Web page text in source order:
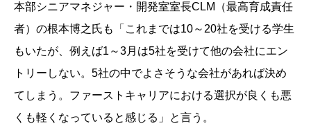
本部シニアマネジャー・開発室室長CLM（最高育成責任
者）の根本博之氏も「これまでは10～20社を受ける学生
もいたが、例えば1～3月は5社を受けて他の会社にエン
トリーしない。5社の中でよさそうな会社があれば決め
てしまう。ファーストキャリアにおける選択が良くも悪
くも軽くなっていると感じる」と言う。